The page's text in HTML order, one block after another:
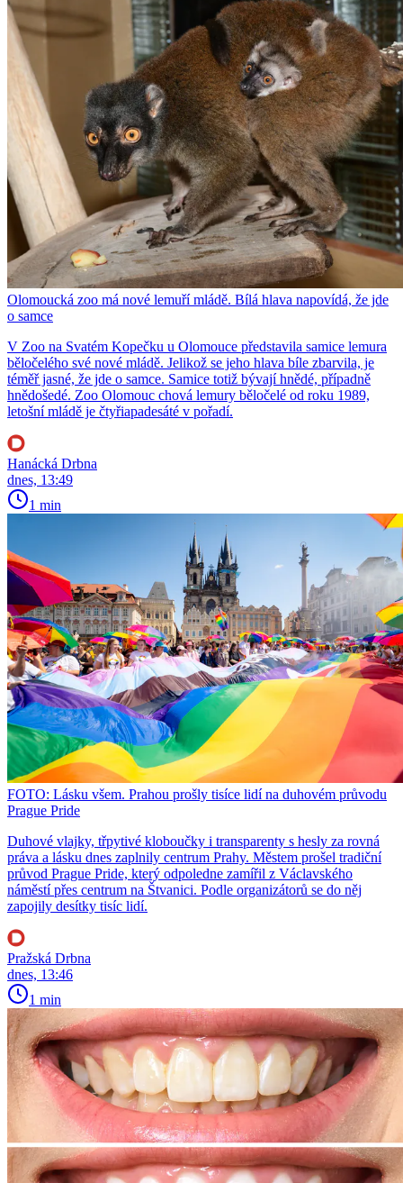
Olomoucká zoo má nové lemuří mládě. Bílá hlava napovídá, že jde
o samce
V Zoo na Svatém Kopečku u Olomouce představila samice lemura
běločelého své nové mládě. Jelikož se jeho hlava bíle zbarvila, je
téměř jasné, že jde o samce. Samice totiž bývají hnědé, případně
hnědošedé. Zoo Olomouc chová lemury běločelé od roku 1989,
letošní mládě je čtyřiapadesáté v pořadí.
Hanácká Drbna
dnes, 13:49
1 min
FOTO: Lásku všem. Prahou prošly tisíce lidí na duhovém průvodu
Prague Pride
Duhové vlajky, třpytivé kloboučky i transparenty s hesly za rovná
práva a lásku dnes zaplnily centrum Prahy. Městem prošel tradiční
průvod Prague Pride, který odpoledne zamířil z Václavského
náměstí přes centrum na Štvanici. Podle organizátorů se do něj
zapojily desítky tisíc lidí.
Pražská Drbna
dnes, 13:46
1 min